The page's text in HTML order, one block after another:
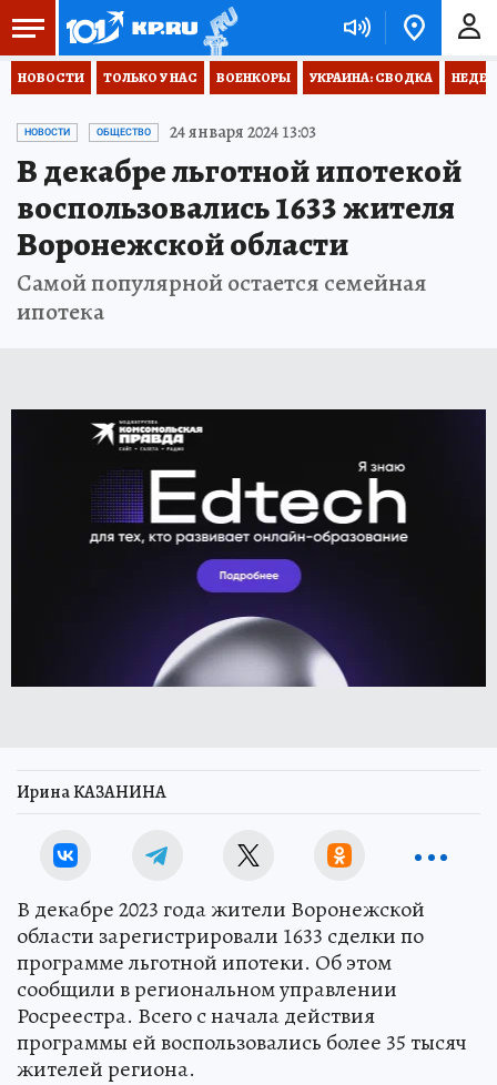
НОВОСТИ ТОЛЬКО У НАС ВОЕНКОРЫ УКРАИНА: СВОДКА
НОВОСТИ ОБЩЕСТВО 24 января 2024 13:03
В декабре льготной ипотекой
воспользовались 1633 жителя
Воронежской области
Самой популярной остается семейная
ипотека
Ирина КАЗАНИНА
В декабре 2023 года жители Воронежской
области зарегистрировали 1633 сделки по
программе льготной ипотеки. Об этом
сообщили в региональном управлении
Росреестра. Всего с начала действия
программы ей воспользовались более 35 тысяч
жителей региона.